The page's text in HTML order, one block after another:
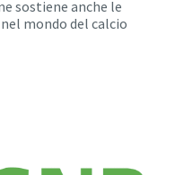
sostiene anche le
mondo del calcio